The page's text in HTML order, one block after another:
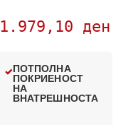
1.979,10 ден
ПОТПОЛНА
ПОКРИЕНОСТ
НА
ВНАТРЕШНОСТА